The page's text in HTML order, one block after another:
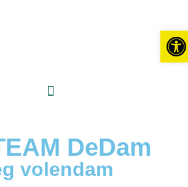
DeDam
volendam